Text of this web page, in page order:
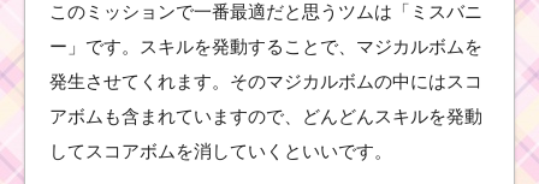
で150万点を出し同時
に複数クリアできるツ
ム
プリンセスツムで18チ
このミッションで一番最適だと思うツムは「ミスバニ
ー」です。スキルを発動することで、マジカルボムを
発生させてくれます。そのマジカルボムの中にはスコ
アボムも含まれていますので、どんどんスキルを発動
してスコアボムを消していくといいです。